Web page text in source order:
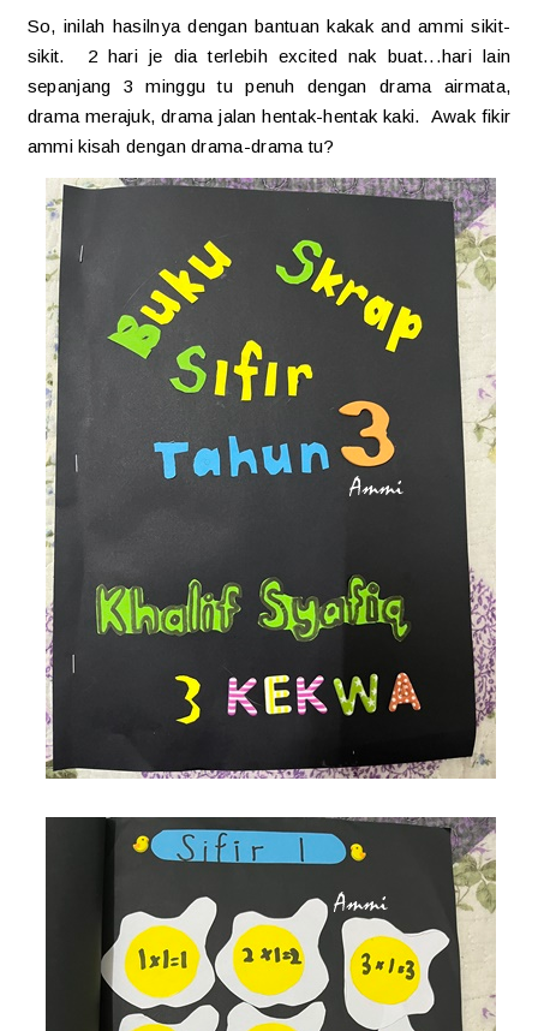
So, inilah hasilnya dengan bantuan kakak and ammi sikit-
sikit. 2 hari je dia terlebih excited nak buat...hari lain
sepanjang 3 minggu tu penuh dengan drama airmata,
drama merajuk, drama jalan hentak-hentak kaki. Awak fikir
ammi kisah dengan drama-drama tu?